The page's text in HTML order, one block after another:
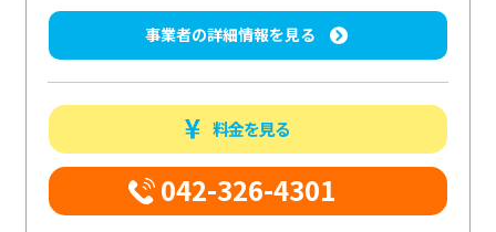
事業者の詳細情報を見る
料金を見る
042-326-4301